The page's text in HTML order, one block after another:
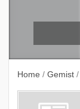
Home / Gemist /